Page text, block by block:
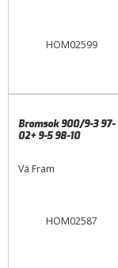
HOM02599
HOM02587
Bromsok 900/9-3 97-
02+ 9-5 98-10
Vä Fram